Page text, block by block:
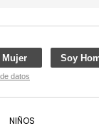
Mujer Soy
datos
NIÑOS